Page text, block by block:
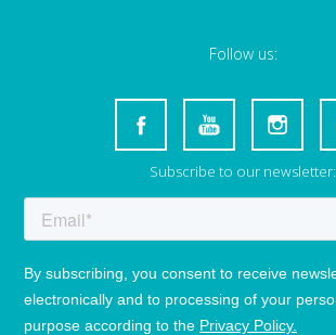
Follow us:
Subscribe to our newsletter: